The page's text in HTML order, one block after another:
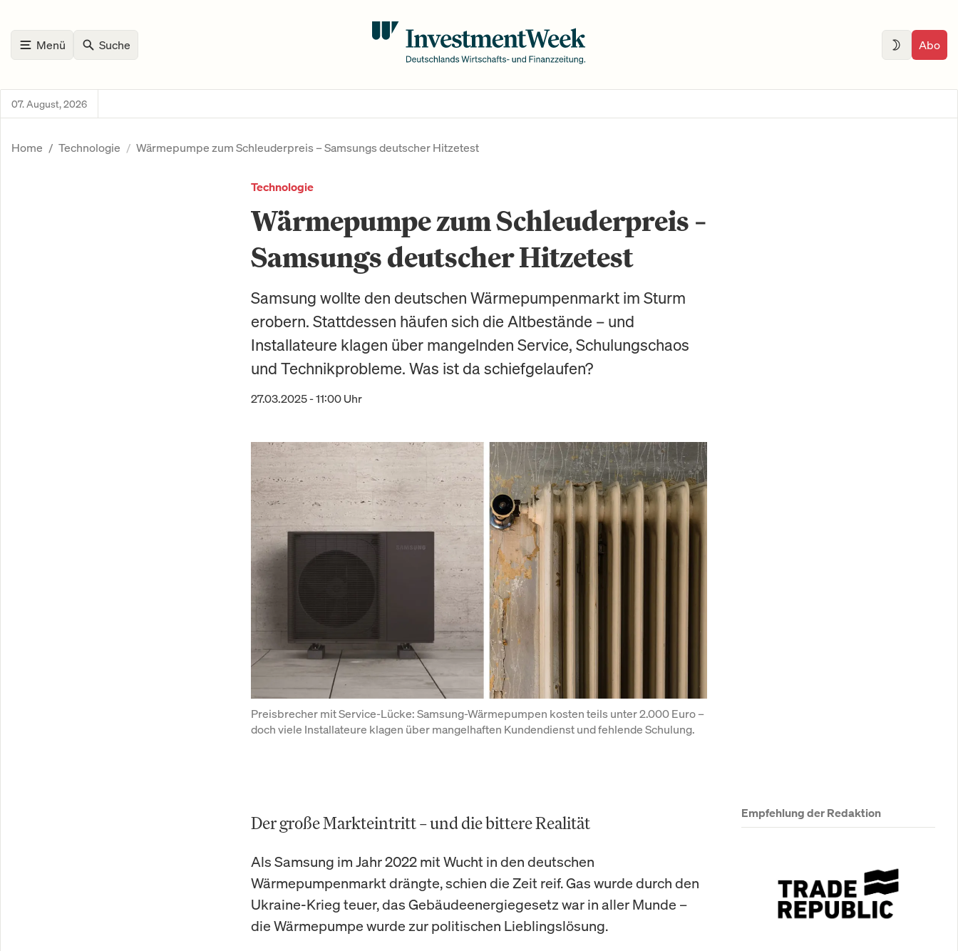
Menü Suche Abo
07. August, 2026
Home Technologie Wärmepumpe zum Schleuderpreis – Samsungs deutscher Hitzetest
Technologie
Wärmepumpe zum Schleuderpreis –
Samsungs deutscher Hitzetest
Samsung wollte den deutschen Wärmepumpenmarkt im Sturm
erobern. Stattdessen häufen sich die Altbestände – und
Installateure klagen über mangelnden Service, Schulungschaos
und Technikprobleme. Was ist da schiefgelaufen?
27.03.2025 - 11:00 Uhr
Preisbrecher mit Service-Lücke: Samsung-Wärmepumpen kosten teils unter 2.000 Euro –
doch viele Installateure klagen über mangelhaften Kundendienst und fehlende Schulung.
Der große Markteintritt – und die bittere Realität
Als Samsung im Jahr 2022 mit Wucht in den deutschen
Wärmepumpenmarkt drängte, schien die Zeit reif. Gas wurde durch den
Ukraine-Krieg teuer, das Gebäudeenergiegesetz war in aller Munde –
die Wärmepumpe wurde zur politischen Lieblingslösung.
Empfehlung der Redaktion